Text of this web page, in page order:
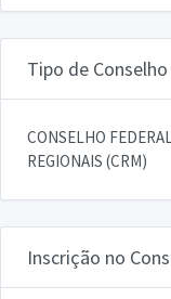
Tipo de
CONSELHO
REGIONAIS (CRM)
Inscrição no